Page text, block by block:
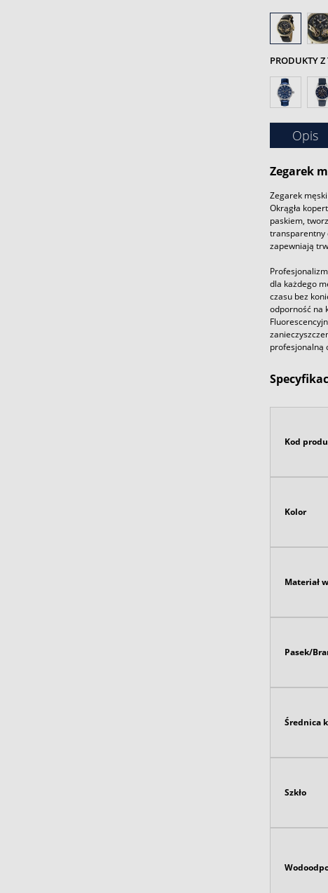
PRODUKTY Z
Opis
Zegarek
Zegarek
Okrągła
paskiem,
transparentny
zapewniają
dla każdego
czasu bez
odporność na
profesjonalną
Kod
Kolor
Materiał
Pasek/
Średnica
Szkło